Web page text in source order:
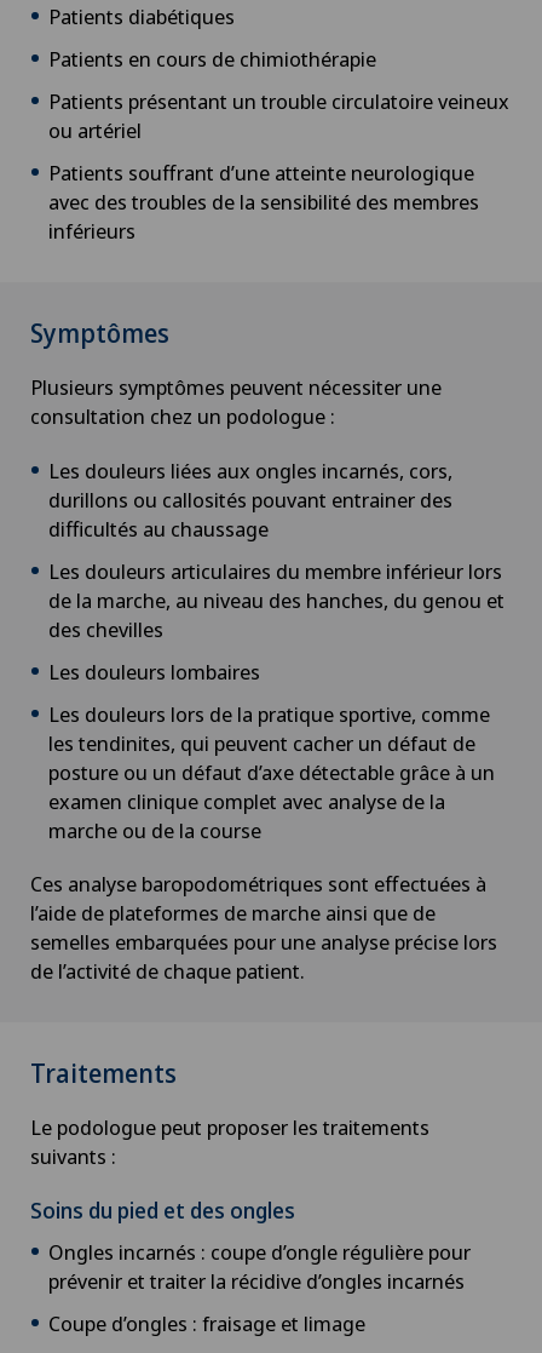
Patients diabétiques
Patients en cours de chimiothérapie
Patients présentant un trouble circulatoire veineux
ou artériel
Patients souffrant d’une atteinte neurologique
avec des troubles de la sensibilité des membres
inférieurs
Symptômes
Plusieurs symptômes peuvent nécessiter une
consultation chez un podologue :
Les douleurs liées aux ongles incarnés, cors,
durillons ou callosités pouvant entrainer des
difficultés au chaussage
Les douleurs articulaires du membre inférieur lors
de la marche, au niveau des hanches, du genou et
des chevilles
Les douleurs lombaires
Les douleurs lors de la pratique sportive, comme
les tendinites, qui peuvent cacher un défaut de
posture ou un défaut d’axe détectable grâce à un
examen clinique complet avec analyse de la
marche ou de la course
Ces analyse baropodométriques sont effectuées à
l’aide de plateformes de marche ainsi que de
semelles embarquées pour une analyse précise lors
de l’activité de chaque patient.
Traitements
Le podologue peut proposer les traitements
suivants :
Soins du pied et des ongles
Ongles incarnés : coupe d’ongle régulière pour
prévenir et traiter la récidive d’ongles incarnés
Coupe d’ongles : fraisage et limage